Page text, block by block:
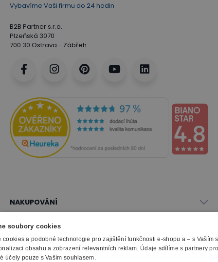
Vybavíme Vaši firmu do 24 hodin
B2B Partner s.r.o.
Plzeňská 3070
700 30 Ostrava - Zábřeh
NAKUPOVÁNÍ
Obchodní podmínky
Doprava a montáž
Možnosti platby
SLUŽBY
Naše katalogy
Reklamační formulář
O FIRMĚ
soubory cookies
cookies a podobné technologie pro zajištění funkčnosti e-shopu a – s Vaším
obsahu a zobrazení relevantních reklam. Údaje sdílíme s partnery
účely pouze s Vaším souhlasem.